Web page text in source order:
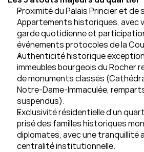
Proximité du Palais Princier et de
Appartements historiques, avec
garde quotidienne et
événements protocoles de la
Authenticité historique
immeubles bourgeois du Rocher
de monuments classés
Notre‑Dame‑Immaculée,
suspendus).
Exclusivité résidentielle d’un
prisé des familles historiques
diplomates, avec une tranquillité
centralité institutionnelle.